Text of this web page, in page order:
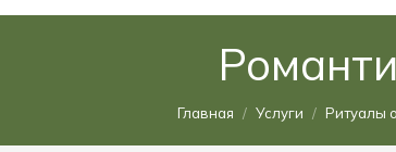
Вы здесь:
Главная Услуги Ритуалы